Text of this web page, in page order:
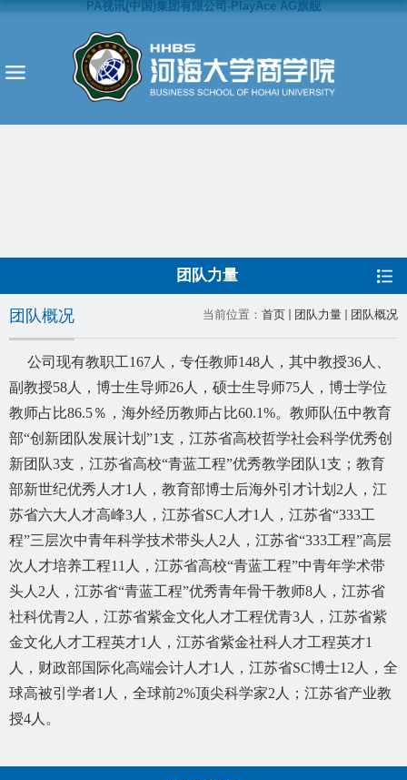
PA视讯(中国)集团有限公司-PlayAce AG旗舰
团队力量
当前位置： 首页 团队力量 团队概况
团队概况
公司现有教职工167 人，专任教师148 人，其中教授36 人、
副教授58 人，博士生导师26 人，硕士生导师75 人，博士学位
教师占比86.5％，海外经历教师占比60.1%。教师队伍中教育
部“创新团队发展计划”1支，江苏省高校哲学社会科学优秀创
新团队3支，江苏省高校“青蓝工程”优秀教学团队1支；教育
部新世纪优秀人才1 人，教育部博士后海外引才计划 2 人，江
苏省六大人才高峰3 人，江苏省SC 人才1 人，江苏省“333工
程”三层次中青年科学技术带头人 2 人，江苏省“333工程”高层
次人才培养工程11 人，江苏省高校“青蓝工程”中青年学术带
头人 2 人，江苏省“青蓝工程”优秀青年骨干教师8 人，江苏省
社科优青2 人，江苏省紫金文化人才工程优青3 人，江苏省紫
金文化人才工程英才1 人， 江苏省紫金社科人才工程英才1
人， 财政部国际化高端会计人才1 人，江苏省SC博士12 人，全
球高被引学者1 人，全球前2%顶尖科学家2 人；江苏省产业教
授4 人。